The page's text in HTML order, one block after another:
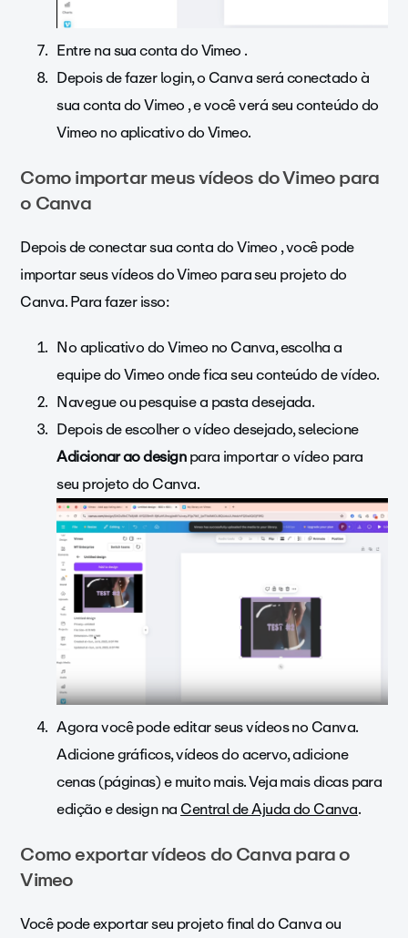
Entre na sua conta do Vimeo .
Depois de fazer login, o Canva será conectado à
sua conta do Vimeo , e você verá seu conteúdo do
Vimeo no aplicativo do Vimeo.
Como importar meus vídeos do Vimeo para
o Canva
Depois de conectar sua conta do Vimeo , você pode
importar seus vídeos do Vimeo para seu projeto do
Canva. Para fazer isso:
No aplicativo do Vimeo no Canva, escolha a
equipe do Vimeo onde fica seu conteúdo de vídeo.
Navegue ou pesquise a pasta desejada.
Depois de escolher o vídeo desejado, selecione
Adicionar ao designpara importar o vídeo para
seu projeto do Canva.
Agora você pode editar seus vídeos no Canva.
Adicione gráficos, vídeos do acervo, adicione
cenas (páginas) e muito mais. Veja mais dicas para
edição e design naCentral de Ajuda do Canva.
Como exportar vídeos do Canva para o
Vimeo
Você pode exportar seu projeto final do Canva ou